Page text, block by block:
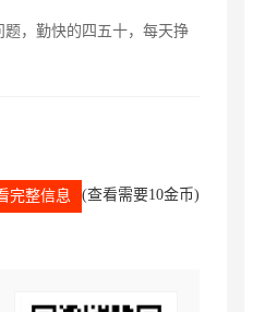
，勤快的四五十，每天挣
完整信息 (查看需要10金币)